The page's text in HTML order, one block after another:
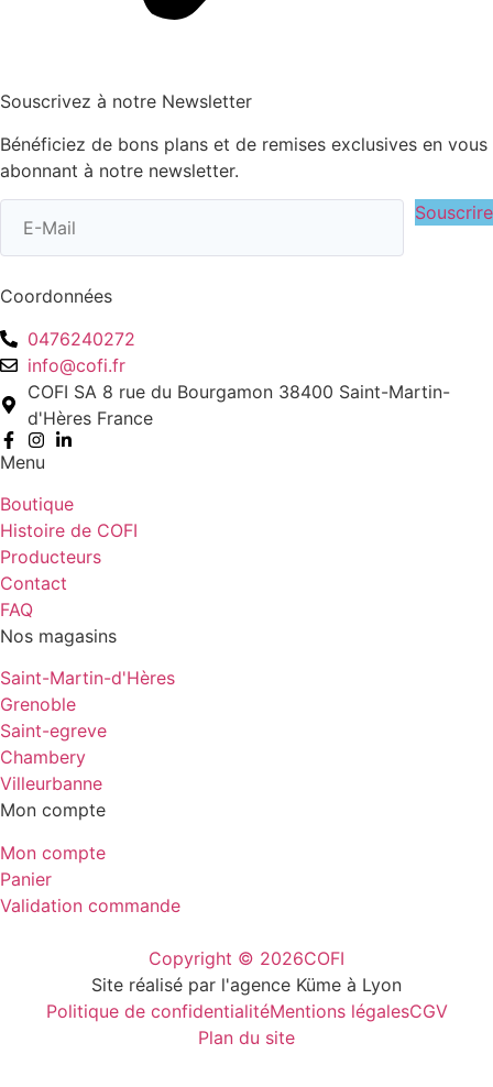
Souscrivez à notre Newsletter
Bénéficiez de bons plans et de remises exclusives en vous
abonnant à notre newsletter.
Souscrire
Coordonnées
0476240272
info@cofi.fr
COFI SA 8 rue du Bourgamon 38400 Saint-Martin-
d'Hères France
Menu
Boutique
Histoire de COFI
Producteurs
Contact
FAQ
Nos magasins
Saint-Martin-d'Hères
Grenoble
Saint-egreve
Chambery
Villeurbanne
Mon compte
Mon compte
Panier
Validation commande
Copyright © 2026COFI
Site réalisé par l'agence Küme à Lyon
Politique de confidentialitéMentions légalesCGV
Plan du site